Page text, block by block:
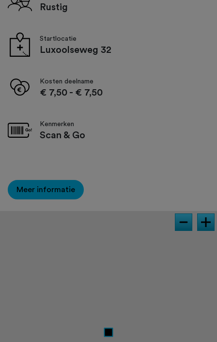
Rustig
Startlocatie
Luxoolseweg 32
Kosten deelname
€ 7,50 - € 7,50
Kenmerken
Scan & Go
Meer informatie